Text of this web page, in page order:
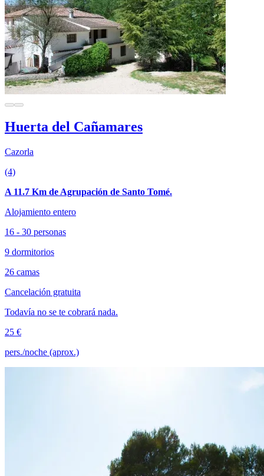
Huerta del Cañamares
Cazorla
(4)
A 11.7 Km de Agrupación de Santo Tomé.
Alojamiento entero
16 - 30 personas
9 dormitorios
26 camas
Cancelación gratuita
Todavía no se te cobrará nada.
25 €
pers./noche (aprox.)